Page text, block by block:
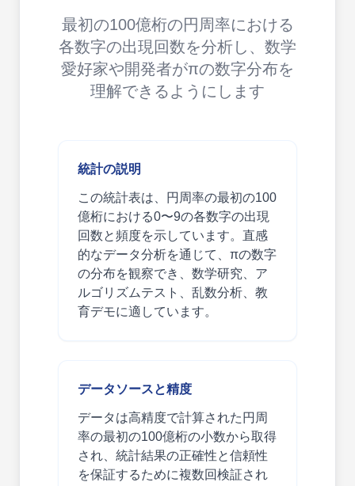
最初の100億桁の円周率における
各数字の出現回数を分析し、数学
愛好家や開発者がπの数字分布を
理解できるようにします
統計の説明
この統計表は、円周率の最初の100
億桁における0〜9の各数字の出現
回数と頻度を示しています。直感
的なデータ分析を通じて、πの数字
の分布を観察でき、数学研究、ア
ルゴリズムテスト、乱数分析、教
育デモに適しています。
データソースと精度
データは高精度で計算された円周
率の最初の100億桁の小数から取得
され、統計結果の正確性と信頼性
を保証するために複数回検証され